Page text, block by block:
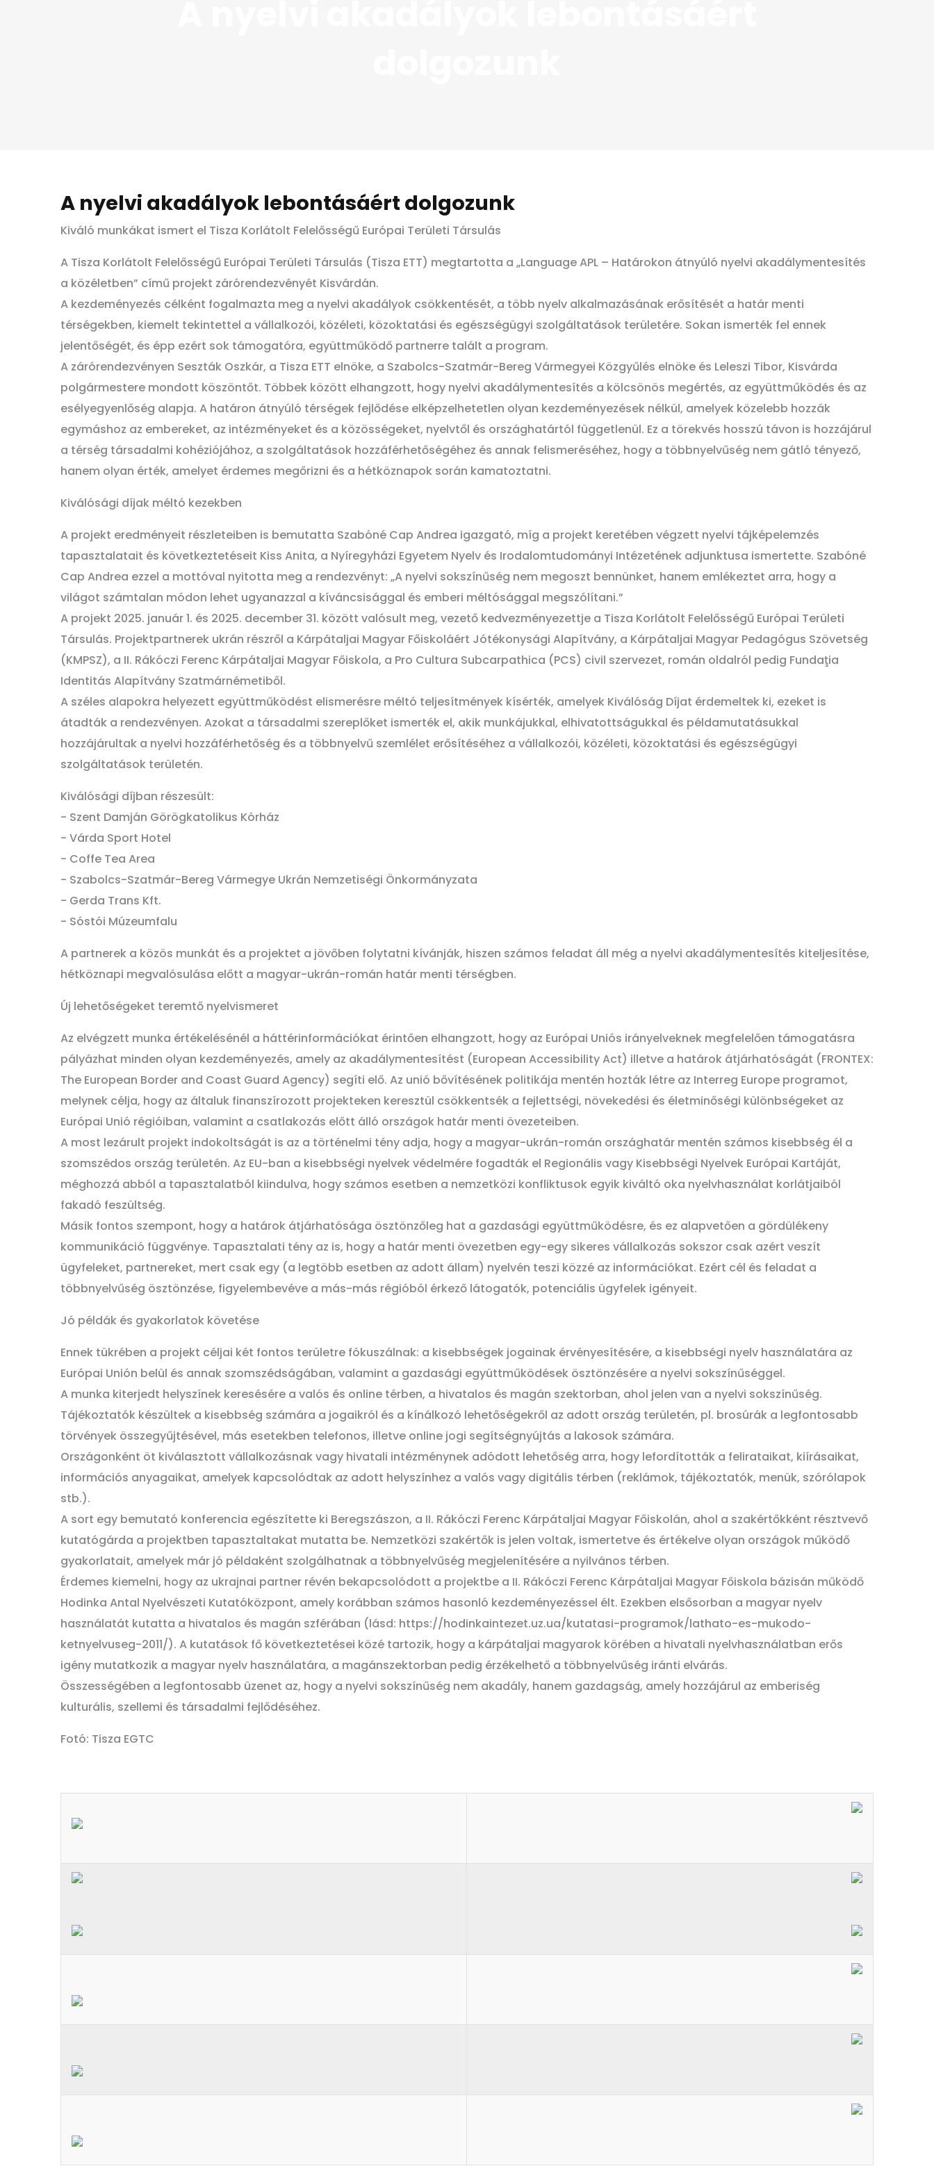
A nyelvi akadályok lebontásáért dolgozunk
Kiváló munkákat ismert el Tisza Korlátolt Felelősségű Európai Területi Társulás
A Tisza Korlátolt Felelősségű Európai Területi Társulás (Tisza ETT) megtartotta a „Language APL – Határokon átnyúló nyelvi akadálymentesítés
a közéletben” című projekt zárórendezvényét Kisvárdán.
A kezdeményezés célként fogalmazta meg a nyelvi akadályok csökkentését, a több nyelv alkalmazásának erősítését a határ menti
térségekben, kiemelt tekintettel a vállalkozói, közéleti, közoktatási és egészségügyi szolgáltatások területére. Sokan ismerték fel ennek
jelentőségét, és épp ezért sok támogatóra, együttműködő partnerre talált a program.
A zárórendezvényen Seszták Oszkár, a Tisza ETT elnöke, a Szabolcs-Szatmár-Bereg Vármegyei Közgyűlés elnöke és Leleszi Tibor, Kisvárda
polgármestere mondott köszöntőt. Többek között elhangzott, hogy nyelvi akadálymentesítés a kölcsönös megértés, az együttműködés és az
esélyegyenlőség alapja. A határon átnyúló térségek fejlődése elképzelhetetlen olyan kezdeményezések nélkül, amelyek közelebb hozzák
egymáshoz az embereket, az intézményeket és a közösségeket, nyelvtől és országhatártól függetlenül. Ez a törekvés hosszú távon is hozzájárul
a térség társadalmi kohéziójához, a szolgáltatások hozzáférhetőségéhez és annak felismeréséhez, hogy a többnyelvűség nem gátló tényező,
hanem olyan érték, amelyet érdemes megőrizni és a hétköznapok során kamatoztatni.
Kiválósági díjak méltó kezekben
A projekt eredményeit részleteiben is bemutatta Szabóné Cap Andrea igazgató, míg a projekt keretében végzett nyelvi tájképelemzés
tapasztalatait és következtetéseit Kiss Anita, a Nyíregyházi Egyetem Nyelv és Irodalomtudományi Intézetének adjunktusa ismertette. Szabóné
Cap Andrea ezzel a mottóval nyitotta meg a rendezvényt: „A nyelvi sokszínűség nem megoszt bennünket, hanem emlékeztet arra, hogy a
világot számtalan módon lehet ugyanazzal a kíváncsisággal és emberi méltósággal megszólítani.”
A projekt 2025. január 1. és 2025. december 31. között valósult meg, vezető kedvezményezettje a Tisza Korlátolt Felelősségű Európai Területi
Társulás. Projektpartnerek ukrán részről a Kárpátaljai Magyar Főiskoláért Jótékonysági Alapítvány, a Kárpátaljai Magyar Pedagógus Szövetség
(KMPSZ), a II. Rákóczi Ferenc Kárpátaljai Magyar Főiskola, a Pro Cultura Subcarpathica (PCS) civil szervezet, román oldalról pedig Fundaţia
Identitás Alapítvány Szatmárnémetiből.
A széles alapokra helyezett együttműködést elismerésre méltó teljesítmények kísérték, amelyek Kiválóság Díjat érdemeltek ki, ezeket is
átadták a rendezvényen. Azokat a társadalmi szereplőket ismerték el, akik munkájukkal, elhivatottságukkal és példamutatásukkal
hozzájárultak a nyelvi hozzáférhetőség és a többnyelvű szemlélet erősítéséhez a vállalkozói, közéleti, közoktatási és egészségügyi
szolgáltatások területén.
Kiválósági díjban részesült:
- Szent Damján Görögkatolikus Kórház
- Várda Sport Hotel
- Coffe Tea Area
- Szabolcs-Szatmár-Bereg Vármegye Ukrán Nemzetiségi Önkormányzata
- Gerda Trans Kft.
- Sóstói Múzeumfalu
A partnerek a közös munkát és a projektet a jövőben folytatni kívánják, hiszen számos feladat áll még a nyelvi akadálymentesítés kiteljesítése,
hétköznapi megvalósulása előtt a magyar-ukrán-román határ menti térségben.
Új lehetőségeket teremtő nyelvismeret
Az elvégzett munka értékelésénél a háttérinformációkat érintően elhangzott, hogy az Európai Uniós irányelveknek megfelelően támogatásra
pályázhat minden olyan kezdeményezés, amely az akadálymentesítést (European Accessibility Act) illetve a határok átjárhatóságát (FRONTEX:
The European Border and Coast Guard Agency) segíti elő. Az unió bővítésének politikája mentén hozták létre az Interreg Europe programot,
melynek célja, hogy az általuk finanszírozott projekteken keresztül csökkentsék a fejlettségi, növekedési és életminőségi különbségeket az
Európai Unió régióiban, valamint a csatlakozás előtt álló országok határ menti övezeteiben.
A most lezárult projekt indokoltságát is az a történelmi tény adja, hogy a magyar-ukrán-román országhatár mentén számos kisebbség él a
szomszédos ország területén. Az EU-ban a kisebbségi nyelvek védelmére fogadták el Regionális vagy Kisebbségi Nyelvek Európai Kartáját,
méghozzá abból a tapasztalatból kiindulva, hogy számos esetben a nemzetközi konfliktusok egyik kiváltó oka nyelvhasználat korlátjaiból
fakadó feszültség.
Másik fontos szempont, hogy a határok átjárhatósága ösztönzőleg hat a gazdasági együttműködésre, és ez alapvetően a gördülékeny
kommunikáció függvénye. Tapasztalati tény az is, hogy a határ menti övezetben egy-egy sikeres vállalkozás sokszor csak azért veszít
ügyfeleket, partnereket, mert csak egy (a legtöbb esetben az adott állam) nyelvén teszi közzé az információkat. Ezért cél és feladat a
többnyelvűség ösztönzése, figyelembevéve a más-más régióból érkező látogatók, potenciális ügyfelek igényeit.
Jó példák és gyakorlatok követése
Ennek tükrében a projekt céljai két fontos területre fókuszálnak: a kisebbségek jogainak érvényesítésére, a kisebbségi nyelv használatára az
Európai Unión belül és annak szomszédságában, valamint a gazdasági együttműködések ösztönzésére a nyelvi sokszínűséggel.
A munka kiterjedt helyszínek keresésére a valós és online térben, a hivatalos és magán szektorban, ahol jelen van a nyelvi sokszínűség.
Tájékoztatók készültek a kisebbség számára a jogaikról és a kínálkozó lehetőségekről az adott ország területén, pl. brosúrák a legfontosabb
törvények összegyűjtésével, más esetekben telefonos, illetve online jogi segítségnyújtás a lakosok számára.
Országonként öt kiválasztott vállalkozásnak vagy hivatali intézménynek adódott lehetőség arra, hogy lefordították a felirataikat, kiírásaikat,
információs anyagaikat, amelyek kapcsolódtak az adott helyszínhez a valós vagy digitális térben (reklámok, tájékoztatók, menük, szórólapok
stb.).
A sort egy bemutató konferencia egészítette ki Beregszászon, a II. Rákóczi Ferenc Kárpátaljai Magyar Főiskolán, ahol a szakértőkként résztvevő
kutatógárda a projektben tapasztaltakat mutatta be. Nemzetközi szakértők is jelen voltak, ismertetve és értékelve olyan országok működő
gyakorlatait, amelyek már jó példaként szolgálhatnak a többnyelvűség megjelenítésére a nyilvános térben.
Érdemes kiemelni, hogy az ukrajnai partner révén bekapcsolódott a projektbe a II. Rákóczi Ferenc Kárpátaljai Magyar Főiskola bázisán működő
Hodinka Antal Nyelvészeti Kutatóközpont, amely korábban számos hasonló kezdeményezéssel élt. Ezekben elsősorban a magyar nyelv
használatát kutatta a hivatalos és magán szférában (lásd: https://hodinkaintezet.uz.ua/kutatasi-programok/lathato-es-mukodo-
ketnyelvuseg-2011/). A kutatások fő következtetései közé tartozik, hogy a kárpátaljai magyarok körében a hivatali nyelvhasználatban erős
igény mutatkozik a magyar nyelv használatára, a magánszektorban pedig érzékelhető a többnyelvűség iránti elvárás.
Összességében a legfontosabb üzenet az, hogy a nyelvi sokszínűség nem akadály, hanem gazdagság, amely hozzájárul az emberiség
kulturális, szellemi és társadalmi fejlődéséhez.
Fotó: Tisza EGTC